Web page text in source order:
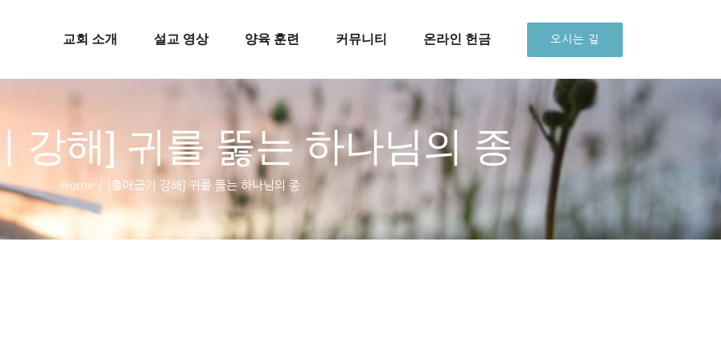
교회 소개 설교 영상 양육 훈련 커뮤니티 온라인 헌금 오시는 길
강해] 귀를 뚫는 하나님의 종
Home / [출애굽기 강해] 귀를 뚫는 하나님의 종